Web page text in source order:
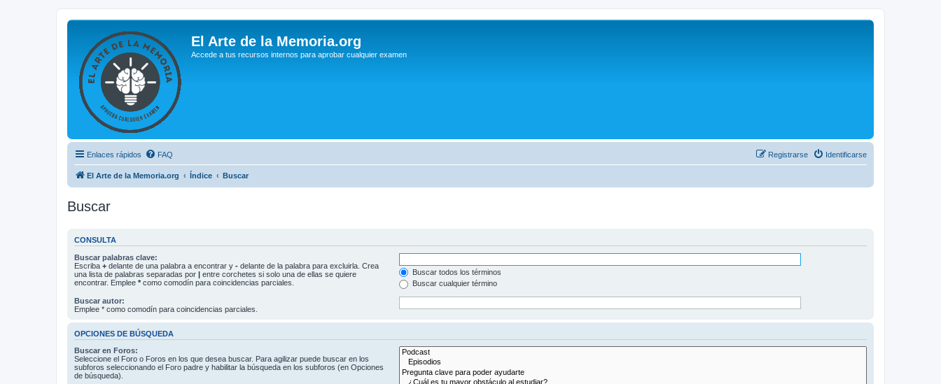
El Arte de la Memoria.org
Accede a tus recursos internos para aprobar cualquier examen
Enlaces rápidos FAQ Identificarse
Registrarse
El Arte de la Memoria.org Índice Buscar
Buscar
CONSULTA
Buscar palabras clave:
Escriba + delante de una palabra a encontrar y - delante de la palabra para excluirla. Crea
una lista de palabras separadas por | entre corchetes si solo una de ellas se quiere
encontrar. Emplee * como comodín para coincidencias parciales.
Buscar todos los términos
Buscar cualquier término
Buscar autor:
Emplee * como comodín para coincidencias parciales.
OPCIONES DE BÚSQUEDA
Buscar en Foros:
Seleccione el Foro o Foros en los que desea buscar. Para agilizar puede buscar en los
subforos seleccionando el Foro padre y habilitar la búsqueda en los subforos (en Opciones
de búsqueda).